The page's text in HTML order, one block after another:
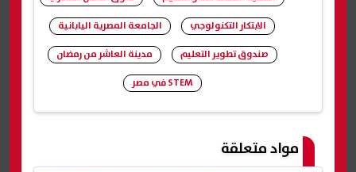
الابتكار التكنولوجي
الجامعة المصرية اليابانية
صندوق تطوير التعليم
مدينة العاشر من رمضان
STEM في مصر
مواد متعلقة